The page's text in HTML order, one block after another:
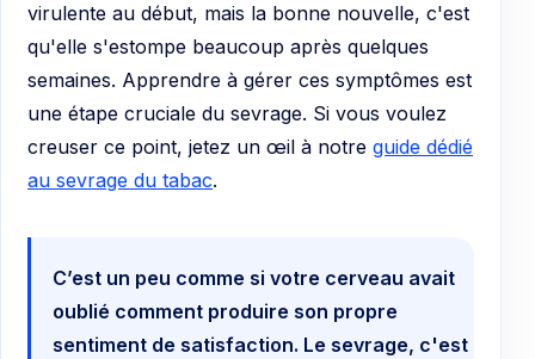
virulente au début, mais la bonne nouvelle, c'est
qu'elle s'estompe beaucoup après quelques
semaines. Apprendre à gérer ces symptômes est
une étape cruciale du sevrage. Si vous voulez
creuser ce point, jetez un œil à notre guide dédié
au sevrage du tabac.
C’est un peu comme si votre cerveau avait
oublié comment produire son propre
sentiment de satisfaction. Le sevrage, c'est